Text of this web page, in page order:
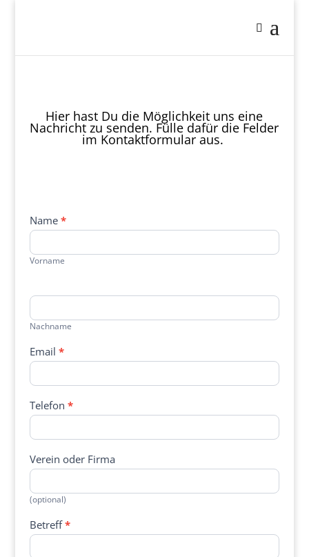
Hier hast Du die Möglichkeit uns eine
Nachricht zu senden. Fülle dafür die Felder
im Kontaktformular aus.
Contact
Us
Name *
Vorname
Nachname
Email *
Telefon *
Verein oder Firma
(optional)
Betreff*